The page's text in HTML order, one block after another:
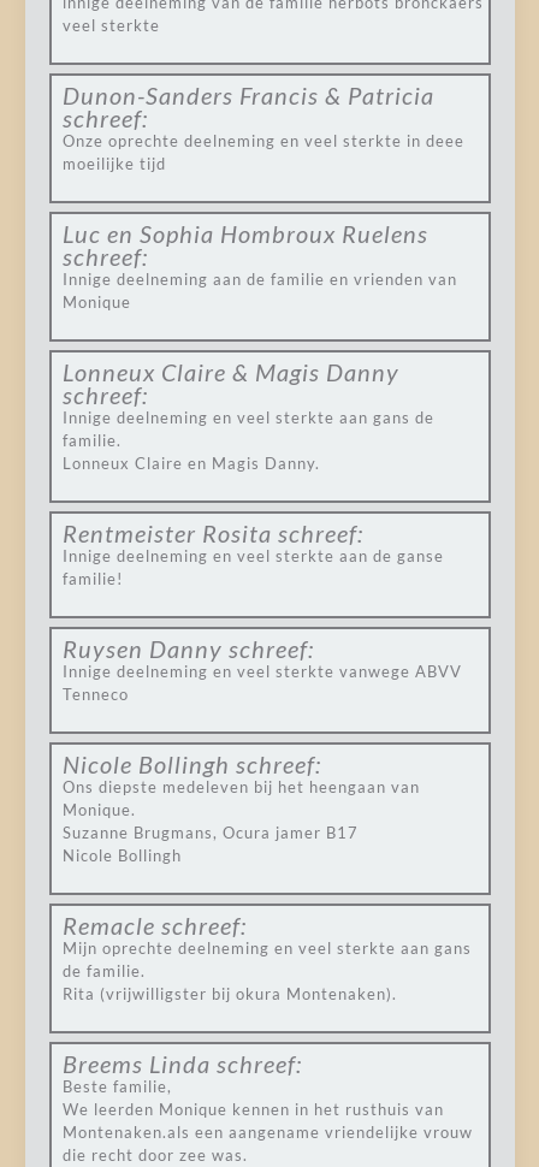
veel sterkte
Dunon-Sanders Francis & Patricia
schreef:
Onze oprechte deelneming en veel sterkte in deee
moeilijke tijd
Luc en Sophia Hombroux Ruelens
schreef:
Innige deelneming aan de familie en vrienden van
Monique
Lonneux Claire & Magis Danny
schreef:
Innige deelneming en veel sterkte aan gans de
familie.
Lonneux Claire en Magis Danny.
Rentmeister Rosita schreef:
Innige deelneming en veel sterkte aan de ganse
familie!
Ruysen Danny schreef:
Innige deelneming en veel sterkte vanwege ABVV
Tenneco
Nicole Bollingh schreef:
Ons diepste medeleven bij het heengaan van
Monique.
Suzanne Brugmans, Ocura jamer B17
Nicole Bollingh
Remacle schreef:
Mijn oprechte deelneming en veel sterkte aan gans
de familie.
Rita (vrijwilligster bij okura Montenaken).
Breems Linda schreef:
Beste familie,
We leerden Monique kennen in het rusthuis van
Montenaken.als een aangename vriendelijke vrouw
die recht door zee was.